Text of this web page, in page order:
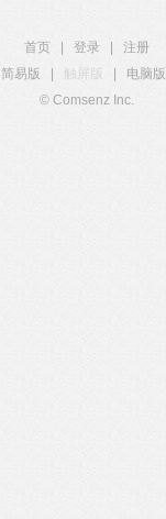
首页 登录
注册
简易版
触屏版 电脑版
© Comsenz Inc.